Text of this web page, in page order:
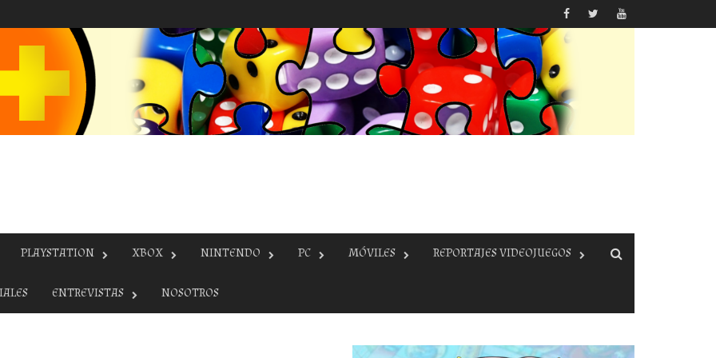
PLAYSTATION XBOX NINTENDO PC MÓVILES REPORTAJES VIDEOJUEGOS
ENTREVISTAS NOSOTROS